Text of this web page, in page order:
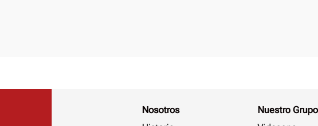
Nosotros
Nuestro Grupo